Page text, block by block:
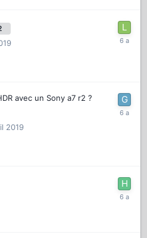
avec un Sony a7 r2 ?
2019